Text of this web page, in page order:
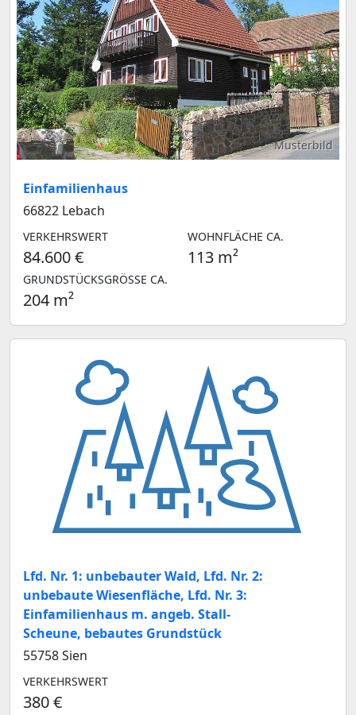
Musterbild
Einfamilienhaus
66822 Lebach
VERKEHRSWERT
84.600 €
WOHNFLÄCHE CA.
113 m²
GRUNDSTÜCKSGRÖSSE CA.
204 m²
Lfd. Nr. 1: unbebauter Wald, Lfd. Nr. 2:
unbebaute Wiesenfläche, Lfd. Nr. 3:
Einfamilienhaus m. angeb. Stall-
Scheune, bebautes Grundstück
55758 Sien
VERKEHRSWERT
380 €